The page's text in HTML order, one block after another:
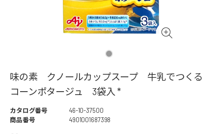
味の素 クノールカップスープ 牛乳でつくる
コーンポタージュ 3袋入 *
カタログ番号
46-10-37500
商品番号
4901001687398